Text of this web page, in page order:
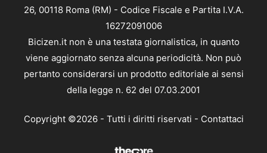
26, 00118 Roma (RM) - Codice Fiscale e Partita I.V.A.
16272091006
Bicizen.it non è una testata giornalistica, in quanto
viene aggiornato senza alcuna periodicità. Non può
pertanto considerarsi un prodotto editoriale ai sensi
della legge n. 62 del 07.03.2001
Copyright ©2026 - Tutti i diritti riservati - Contattaci